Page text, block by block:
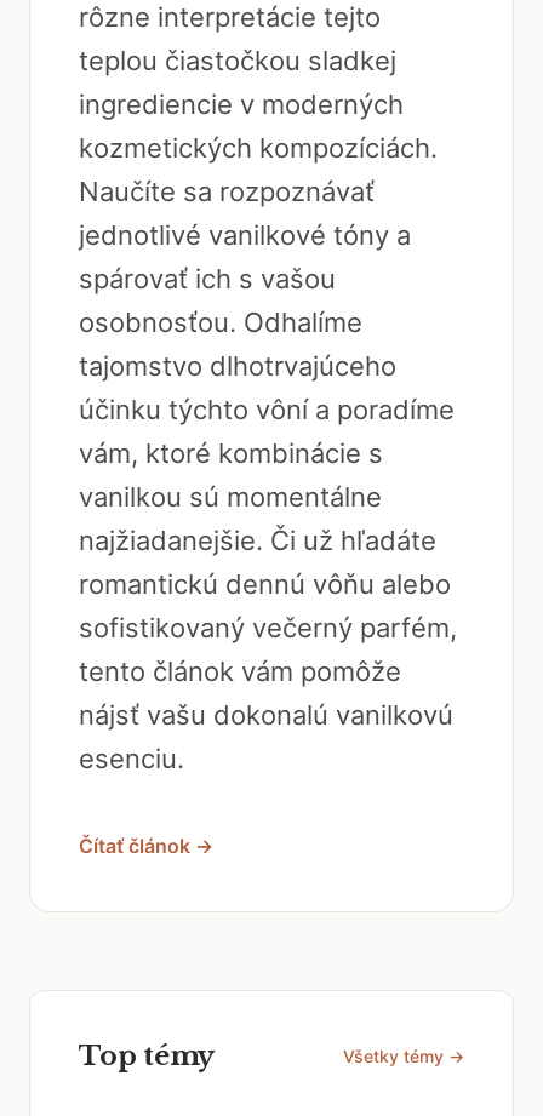
rôzne interpretácie tejto
teplou čiastočkou sladkej
ingrediencie v moderných
kozmetických kompozíciách.
Naučíte sa rozpoznávať
jednotlivé vanilkové tóny a
spárovať ich s vašou
osobnosťou. Odhalíme
tajomstvo dlhotrvajúceho
účinku týchto vôní a poradíme
vám, ktoré kombinácie s
vanilkou sú momentálne
najžiadanejšie. Či už hľadáte
romantickú dennú vôňu alebo
sofistikovaný večerný parfém,
tento článok vám pomôže
nájsť vašu dokonalú vanilkovú
esenciu.
Čítať článok →
Top témy Všetky témy →